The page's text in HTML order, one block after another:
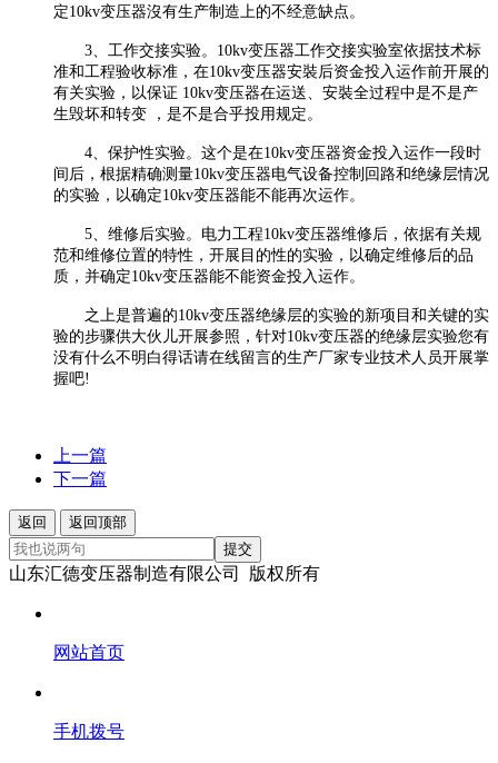
定10kv变压器沒有生产制造上的不经意缺点。
3、工作交接实验。10kv变压器工作交接实验室依据技术标
准和工程验收标准，在10kv变压器安裝后资金投入运作前开展的
有关实验，以保证 10kv变压器在运送、安裝全过程中是不是产
生毁坏和转变 ，是不是合乎投用规定。
4、保护性实验。这个是在10kv变压器资金投入运作一段时
间后，根据精确测量10kv变压器电气设备控制回路和绝缘层情况
的实验，以确定10kv变压器能不能再次运作。
5、维修后实验。电力工程10kv变压器维修后，依据有关规
范和维修位置的特性，开展目的性的实验，以确定维修后的品
质，并确定10kv变压器能不能资金投入运作。
之上是普遍的10kv变压器绝缘层的实验的新项目和关键的实
验的步骤供大伙儿开展参照，针对10kv变压器的绝缘层实验您有
没有什么不明白得话请在线留言的生产厂家专业技术人员开展掌
握吧!
上一篇
下一篇
返回
返回顶部
提交
山东汇德变压器制造有限公司 版权所有
网站首页
手机拨号